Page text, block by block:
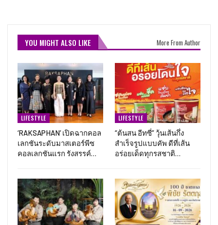
YOU MIGHT ALSO LIKE More From Author
LIFESTYLE
‘RAKSAPHAN’ เปิดฉากคอล
เลกชันระดับมาสเตอร์พีซ
คอลเลกชันแรก รังสรรค์…
LIFESTYLE
“ต้นสน อีทซี่” วุ้นเส้นกึ่ง
สำเร็จรูปแบบคัพ ดีที่เส้น
อร่อยเด็ดทุกรสชาติ…